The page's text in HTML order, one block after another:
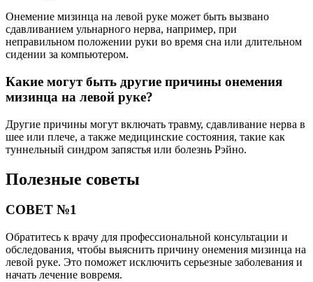
Онемение мизинца на левой руке может быть вызвано
сдавливанием ульнарного нерва, например, при
неправильном положении руки во время сна или длительном
сидении за компьютером.
Какие могут быть другие причины онемения
мизинца на левой руке?
Другие причины могут включать травму, сдавливание нерва в
шее или плече, а также медицинские состояния, такие как
туннельный синдром запястья или болезнь Рэйно.
Полезные советы
СОВЕТ №1
Обратитесь к врачу для профессиональной консультации и
обследования, чтобы выяснить причину онемения мизинца на
левой руке. Это поможет исключить серьезные заболевания и
начать лечение вовремя.